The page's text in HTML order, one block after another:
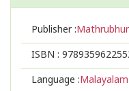
Publisher :
ISBN :
Language :Malayalam